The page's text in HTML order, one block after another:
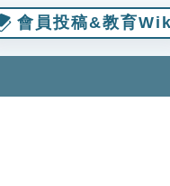
會員投稿&教育